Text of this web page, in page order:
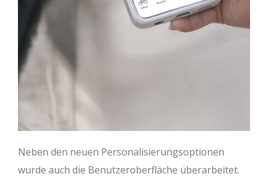
Neben den neuen Personalisierungsoptionen
wurde auch die Benutzeroberfläche überarbeitet.